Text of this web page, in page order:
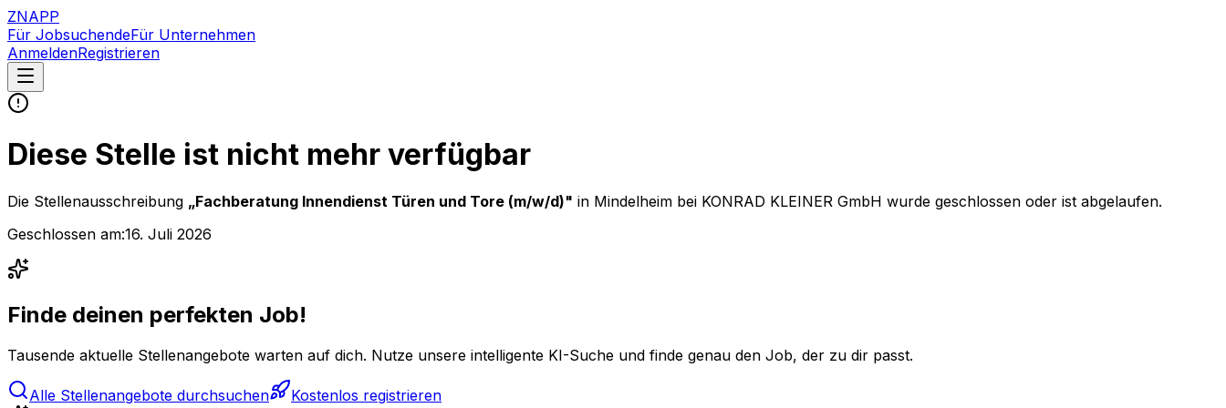
ZNAPP
Für JobsuchendeFür Unternehmen
AnmeldenRegistrieren
Diese Stelle ist nicht mehr verfügbar
Die Stellenausschreibung „Fachberatung Innendienst Türen und Tore (m/w/d)" in Mindelheim bei KONRAD KLEINER GmbH wurde geschlossen oder ist abgelaufen.
Geschlossen am:16. Juli 2026
Finde deinen perfekten Job!
Tausende aktuelle Stellenangebote warten auf dich. Nutze unsere intelligente KI-Suche und finde genau den Job, der zu dir passt.
Alle Stellenangebote durchsuchen Kostenlos registrieren